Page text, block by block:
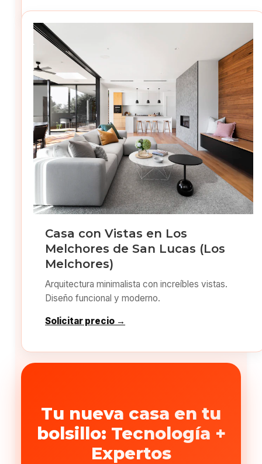
Casa con Vistas en Los
Melchores de San Lucas (Los
Melchores)
Arquitectura minimalista con increíbles vistas.
Diseño funcional y moderno.
Solicitar precio →
Tu nueva casa en tu
bolsillo: Tecnología +
Expertos